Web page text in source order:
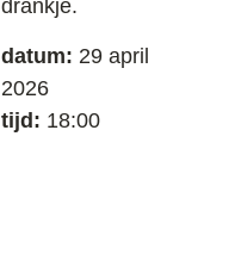
drankje.
datum: 29 april
2026
tijd: 18:00